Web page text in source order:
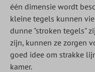
één dimensie wordt
kleine tegels kunnen
dunne "stroken tegels"
zijn, kunnen ze zorgen
goed idee om strakke
kamer.